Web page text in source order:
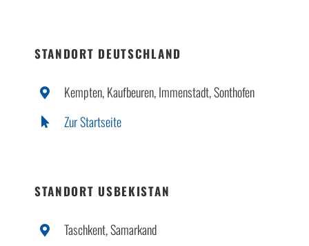
STANDORT DEUTSCHLAND
Kempten, Kaufbeuren, Immenstadt, Sonthofen
Zur Startseite
STANDORT USBEKISTAN
Taschkent, Samarkand